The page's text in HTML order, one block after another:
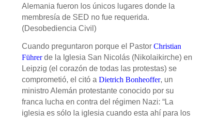
Alemania fueron los únicos lugares donde la
membresía de SED no fue requerida.
(Desobediencia Civil)
Cuando preguntaron porque el Pastor Christian
Führerde la Iglesia San Nicolás (Nikolaikirche) en
Leipzig (el corazón de todas las protestas) se
comprometió, el citóa Dietrich Bonheoffer, un
ministro Alemán protestante conocido por su
franca lucha en contra del régimen Nazi: “La
iglesia es sólo la iglesia cuando esta ahí para los